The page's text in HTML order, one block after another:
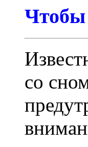
Чтобы
со